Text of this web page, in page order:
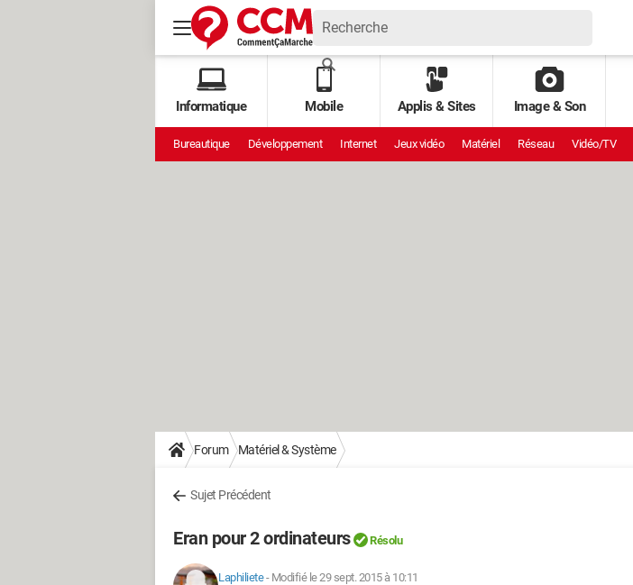
Informatique Mobile Applis & Sites Image & Son
Bureautique Développement Internet Jeux vidéo Matériel Réseau Vidéo/TV
Forum Matériel & Système
Sujet Précédent
Eran pour 2 ordinateurs Résolu
Laphiliete- Modifié le 29 sept. 2015 à 10:11